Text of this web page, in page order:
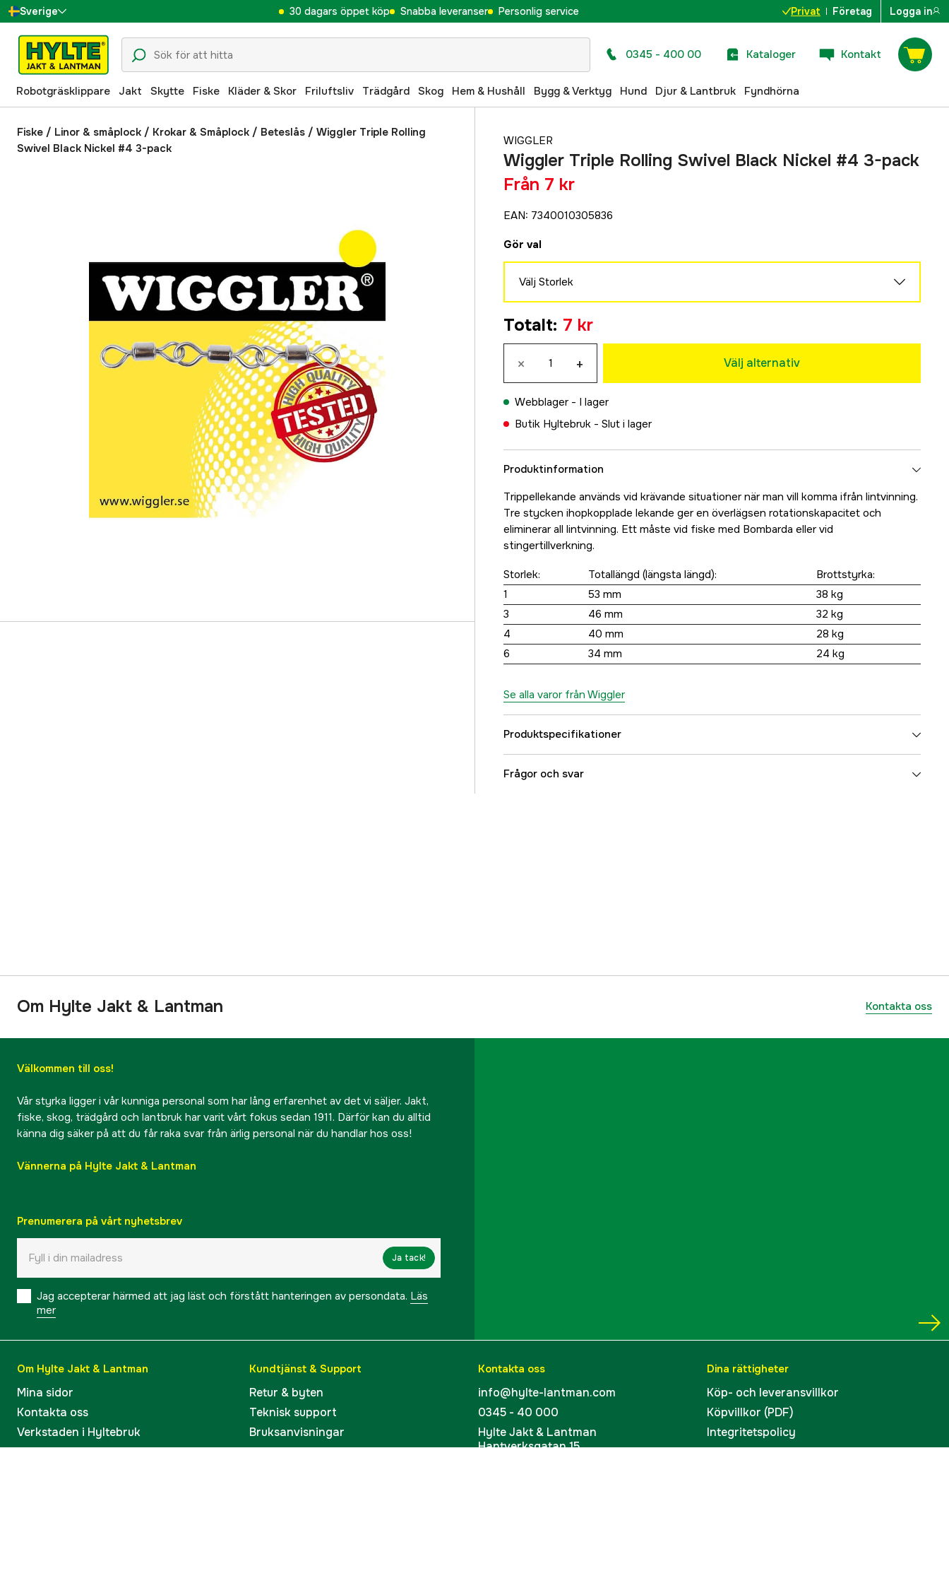
Sverige
Danmark
Suomi
Norge
Deutschland
30 dagars öppet köp Snabba leveranser Personlig service Privat Företag Logga in
0345 - 400 00 Kataloger Kontakt
Robotgräsklippare Jakt Skytte Fiske Kläder & Skor Friluftsliv Trädgård Skog Hem & Hushåll Bygg & Verktyg Hund Djur & Lantbruk Fyndhörna
Fiske / Linor & småplock / Krokar & Småplock / Beteslås / Wiggler Triple Rolling
Swivel Black Nickel #4 3-pack
WIGGLER
Wiggler Triple Rolling Swivel Black Nickel #4 3-pack
Från 7 kr
EAN: 7340010305836
Gör val
Välj Storlek
49 kr
49 kr
7 kr
1
7 kr
Totalt: 7 kr
× + Välj alternativ
Webblager - I lager
Butik Hyltebruk - Slut i lager
Produktinformation
Trippellekande används vid krävande situationer när man vill komma ifrån lintvinning.
Tre stycken ihopkopplade lekande ger en överlägsen rotationskapacitet och
eliminerar all lintvinning. Ett måste vid fiske med Bombarda eller vid
stingertillverkning.
Storlek: Totallängd (längsta längd):
Brottstyrka:
1
53 mm
38 kg
3
46 mm
32 kg
4
40 mm
28 kg
6
34 mm 24 kg
Se alla varor från Wiggler
Produktspecifikationer
Referensnummer
Frågor och svar
Om Hylte Jakt & Lantman Kontakta oss
Välkommen till oss!
Vår styrka ligger i vår kunniga personal som har lång erfarenhet av det vi säljer. Jakt,
fiske, skog, trädgård och lantbruk har varit vårt fokus sedan 1911. Därför kan du alltid
känna dig säker på att du får raka svar från ärlig personal när du handlar hos oss!
Vännerna på Hylte Jakt & Lantman
Prenumerera på vårt nyhetsbrev
Ja tack!
Jag accepterar härmed att jag läst och förstått hanteringen av persondata. Läs
mer
Om Hylte Jakt & Lantman
Mina sidor
Kontakta oss
Verkstaden i Hyltebruk
Jobba hos oss
Kundtjänst & Support
Retur & byten
Teknisk support
Bruksanvisningar
Artiklar & Guider
Kontakta oss
info@hylte-lantman.com
0345 - 40 000
Hylte Jakt & Lantman
Hantverksgatan 15
Dina rättigheter
Köp- och leveransvillkor
Köpvillkor (PDF)
Integritetspolicy
Tillgänglighet